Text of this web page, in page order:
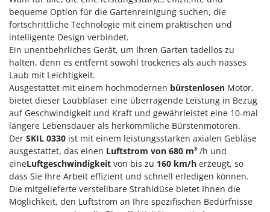
Hubwagen
K
Kabelpflüge für die Drainage
Kartoffellegemaschine für Traktoren
Kartoffelroder für Traktoren
Kehrmaschinen
Kettensägen
Kippbare Heckschaufeln für Traktoren
Klimaanlagen – Klimageräte
Knetmaschinen
Knochensägen
DCG
Deca
DeWalt
Di Martino
Diavola Pro
Diesse
Docma
Dominion
Dreame
E
Echo
EcoFlow
bequeme Option für die Gartenreinigung suchen, die
fortschrittliche Technologie mit einem praktischen und
intelligente Design verbindet.
Ein unentbehrliches Gerät, um Ihren Garten tadellos zu
halten, denn es entfernt sowohl trockenes als auch nasses
Laub mit Leichtigkeit.
Ausgestattet mit einem hochmodernen bürstenlosen Motor,
bietet dieser Laubbläser eine überragende Leistung in Bezug
auf Geschwindigkeit und Kraft und gewährleistet eine 10-mal
längere Lebensdauer als herkömmliche Bürstenmotoren.
Der SKIL 0330 ist mit einem leistungsstarken axialen Gebläse
ausgestattet, das einen Luftstrom von 680 m³ /h und
eineLuftgeschwindigkeit von bis zu 160 km/h erzeugt, so
dass Sie Ihre Arbeit effizient und schnell erledigen können.
Die mitgelieferte verstellbare Strahldüse bietet Ihnen die
Möglichkeit, den Luftstrom an Ihre spezifischen Bedürfnisse